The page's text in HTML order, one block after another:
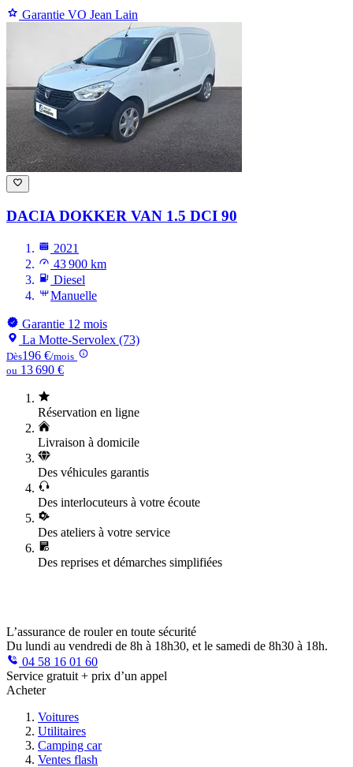
Garantie VO Jean Lain
DACIA DOKKER VAN 1.5 DCI 90
2021
43 900 km
Diesel
Manuelle
Garantie 12 mois
La Motte-Servolex (73)
Dès196 €/mois
ou 13 690 €
Réservation en ligne
Livraison à domicile
Des véhicules garantis
Des interlocuteurs à votre écoute
Des ateliers à votre service
Des reprises et démarches simplifiées
L’assurance de rouler en toute sécurité
Du lundi au vendredi de 8h à 18h30, et le samedi de 8h30 à 18h.
04 58 16 01 60
Service gratuit + prix d’un appel
Acheter
Voitures
Utilitaires
Camping car
Ventes flash